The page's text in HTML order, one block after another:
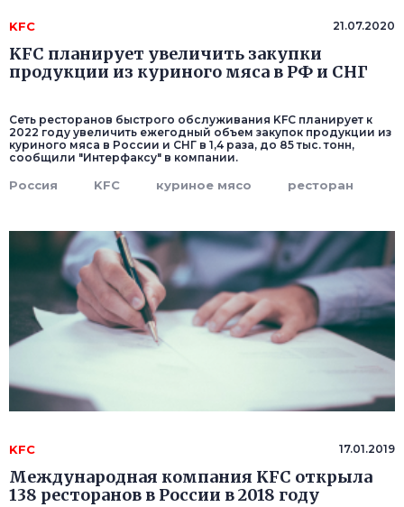
KFC 21.07.2020
KFC планирует увеличить закупки
продукции из куриного мяса в РФ и СНГ
Сеть ресторанов быстрого обслуживания KFC планирует к
2022 году увеличить ежегодный объем закупок продукции из
куриного мяса в России и СНГ в 1,4 раза, до 85 тыс. тонн,
сообщили "Интерфаксу" в компании.
Россия KFC куриное мясо ресторан
KFC 17.01.2019
Международная компания KFC открыла
138 ресторанов в России в 2018 году